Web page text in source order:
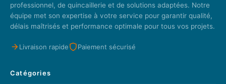
professionnel, de quincaillerie et de solutions adaptées. Notre
équipe met son expertise à votre service pour garantir qualité,
délais maîtrisés et performance optimale pour tous vos projets.
Livraison rapide Paiement sécurisé
Catégories